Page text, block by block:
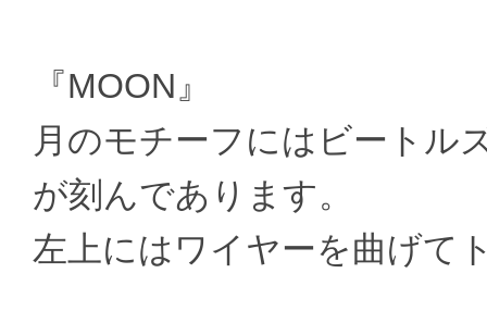
『MOON』
月のモチーフにはビートル
が刻んであります。
左上にはワイヤーを曲げて